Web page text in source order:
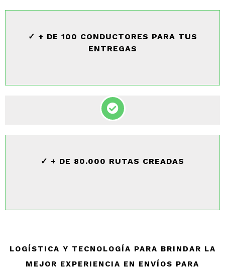
✓ + DE 100 CONDUCTORES PARA TUS
ENTREGAS
✓ + DE 80.000 RUTAS CREADAS
LOGÍSTICA Y TECNOLOGÍA PARA BRINDAR LA
MEJOR EXPERIENCIA EN ENVÍOS PARA